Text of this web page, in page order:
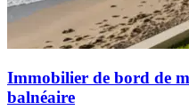
Immobilier de bord de
balnéaire